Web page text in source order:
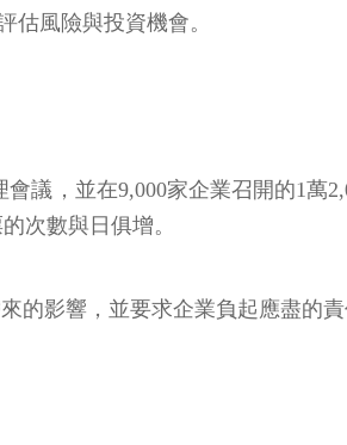
估風險與投資機會。
議，並在9,000家企業召開的1萬
次數與日俱增。
的影響，並要求企業負起應盡的責